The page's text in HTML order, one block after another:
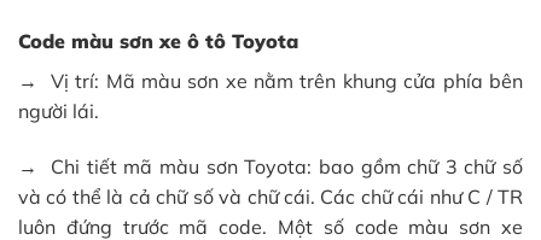
Code màu sơn xe ô tô Toyota
→ Vị trí: Mã màu sơn xe nằm trên khung cửa phía bên
người lái.
→ Chi tiết mã màu sơn Toyota: bao gồm chữ 3 chữ số
và có thể là cả chữ số và chữ cái. Các chữ cái như C / TR
luôn đứng trước mã code. Một số code màu sơn xe